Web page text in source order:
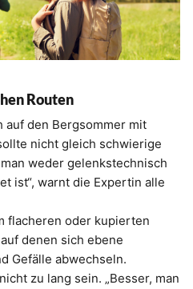
Routen
auf den Bergsommer mit
nicht gleich schwierige
weder gelenkstechnisch
ist“, warnt die Expertin alle
flacheren oder kupierten
denen sich ebene
Gefälle abwechseln.
zu lang sein. „Besser, man